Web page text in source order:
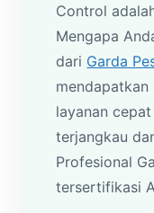
Control
Mengapa
dari Garda
layanan
terjangkau
Profesional
tersertifikasi